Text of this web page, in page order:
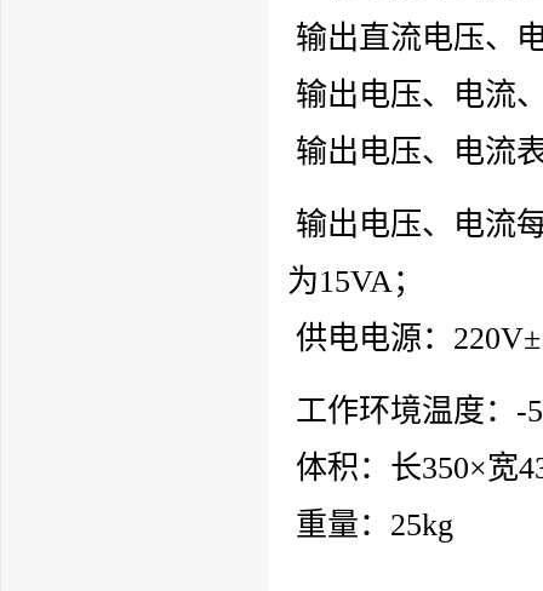
输出直流电压、
输出电压、电流
输出电压、电流
输出电压、电流
为15VA；
供电电源：
工作环境温度：
体积：长350×宽
重量：25kg